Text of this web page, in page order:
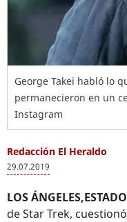
George Takei habló lo
permanecieron en un
Instagram
Redacción El Heraldo
29.07.2019
LOS
de Star Trek,